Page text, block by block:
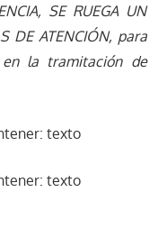
SE RUEGA UN
DE ATENCIÓN, para
la tramitación de